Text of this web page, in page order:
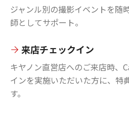
ジャンル別の撮影イベントを随
師としてサポート。
来店チェックイン
キヤノン直営店へのご来店時、
インを実施いただいた方に、特
す。